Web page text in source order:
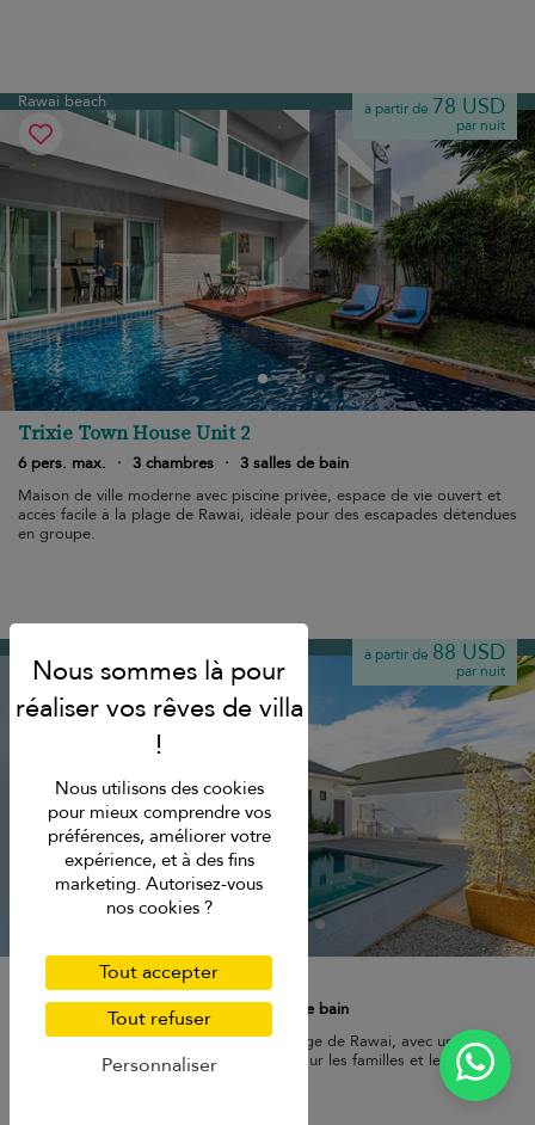
Rawai beach à partir de 78 USD
par nuit
Trixie Town House Unit 2
6 pers. max. · 3 chambres · 3 salles de bain
Maison de ville moderne avec piscine privée, espace de vie ouvert et
accès facile à la plage de Rawai, idéale pour des escapades détendues
en groupe.
à partir de 88 USD
par nuit
Villa V35 Costa One
6 pers. max. · 3 chambres · 3 salles de bain
Villa moderne avec piscine près de la plage de Rawai, avec une cour
privée et des chambres aérées, idéale pour les familles et les journées
Nous utilisons des cookies
pour mieux comprendre vos
préférences, améliorer votre
expérience, et à des fins
marketing. Autorisez-vous
nos cookies ?
Tout accepter
Tout refuser
Personnaliser